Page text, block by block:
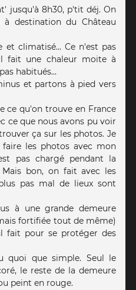
jusqu'à 8h30, p'tit déj. On
destination du Château
climatisé... Ce n'est pas
fait une chaleur moite à
habitués...
et partons à pied vers
ce qu'on trouve en France
ce que nous avons pu voir
ça sur les photos. Je
les photos avec mon
pas chargé pendant la
Mais bon, on fait avec les
pas mal de lieux sont
à une grande demeure
fortifiée tout de même)
fait pour se protéger des
quoi que simple. Seul le
le reste de la demeure
peint en rouge.